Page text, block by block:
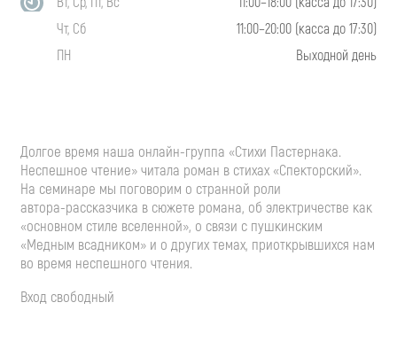
Чт, Сб
11:00–20:00 (касса до 17:30)
ПН
Выходной день
Долгое время наша онлайн-группа «Стихи Пастернака.
Неспешное чтение» читала роман в стихах «Спекторский».
На семинаре мы поговорим о странной роли
автора-рассказчика в сюжете романа, об электричестве как
«основном стиле вселенной», о связи с пушкинским
«Медным всадником» и о других темах, приоткрывшихся нам
во время неспешного чтения.
Вход свободный